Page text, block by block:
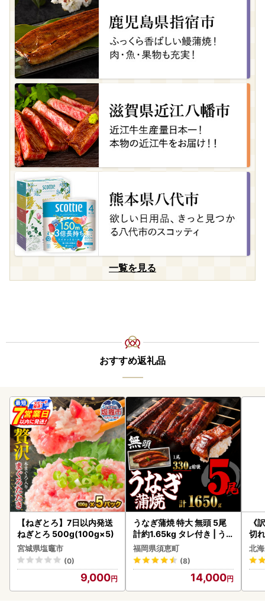
一覧を見る
おすすめ返礼品
【ねぎとろ】7日以内発送
ねぎとろ 500g(100g×5)
宮城県塩竈市
(0)
9,000
うなぎ蒲焼 特大 無頭 5尾
計約1.65kg タレ付き | う
なぎ蒲焼
福岡県須恵町
(8)
14,000
《
切
0g
北